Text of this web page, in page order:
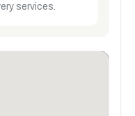
services.